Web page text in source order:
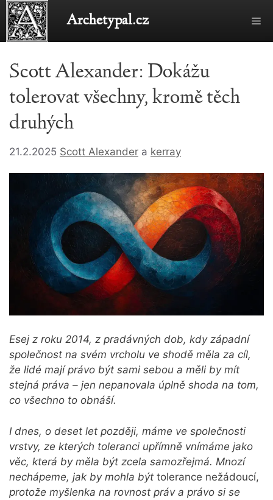
Přeskočit
na
obsah
Archetypal.cz
Scott Alexander: Dokážu
tolerovat všechny, kromě těch
druhých
21.2.2025 Scott Alexander a kerray
Esej z roku 2014, z pradávných dob, kdy západní
společnost na svém vrcholu ve shodě měla za cíl,
že lidé mají právo být sami sebou a měli by mít
stejná práva – jen nepanovala úplně shoda na tom,
co všechno to obnáší.
I dnes, o deset let později, máme ve společnosti
vrstvy, ze kterých toleranci upřímně vnímáme jako
věc, která by měla být zcela samozřejmá. Mnozí
nechápeme, jak by mohla být tolerance nežádoucí,
protože myšlenka na rovnost práv a právo si se